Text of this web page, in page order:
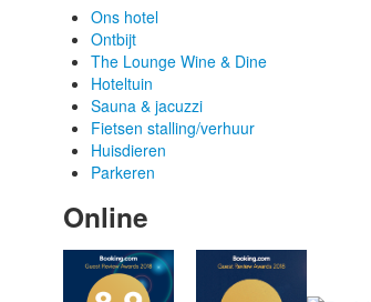
Ons hotel
Ontbijt
The Lounge Wine & Dine
Hoteltuin
Sauna & jacuzzi
Fietsen stalling/verhuur
Huisdieren
Parkeren
Online